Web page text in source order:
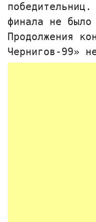
финала не
Продолжения
Чернигов-99»